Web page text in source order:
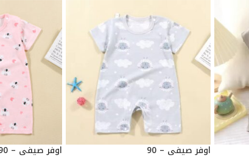
اوفر صيفي – 90
اوفر صيفي – 90